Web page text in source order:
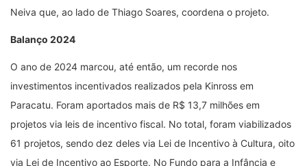
Neiva que, ao lado de Thiago Soares, coordena o projeto.
Balanço 2024
O ano de 2024 marcou, até então, um recorde nos
investimentos incentivados realizados pela Kinross em
Paracatu. Foram aportados mais de R$ 13,7 milhões em
projetos via leis de incentivo fiscal. No total, foram viabilizados
61 projetos, sendo dez deles via Lei de Incentivo à Cultura, oito
via Lei de Incentivo ao Esporte. No Fundo para a Infância e